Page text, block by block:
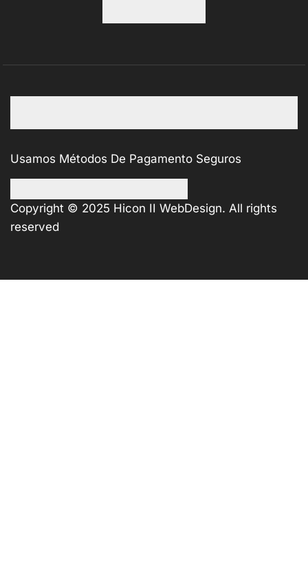
Usamos Métodos De Pagamento Seguros
Copyright © 2025 Hicon II WebDesign. All rights
reserved